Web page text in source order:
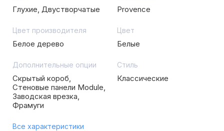
Глухие, Двустворчатые Provence
Цвет производителя
Белое дерево
Цвет
Белые
Дополнительные опции
Скрытый короб,
Стеновые панели Module,
Заводская врезка,
Фрамуги
Стиль
Классические
Все характеристики